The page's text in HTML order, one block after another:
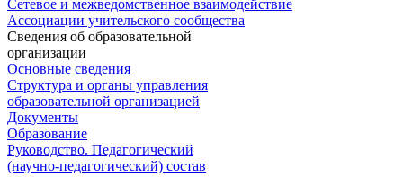
Сетевое и межведомственное взаимодействие
Ассоциации учительского сообщества
Сведения об образовательной
организации
Основные сведения
Структура и органы управления
образовательной организацией
Документы
Образование
Руководство. Педагогический
(научно-педагогический) состав